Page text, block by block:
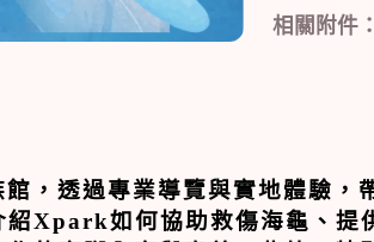
相關附件：
館，透過專業導覽與實地體驗，
紹Xpark如何協助救傷海龜、提